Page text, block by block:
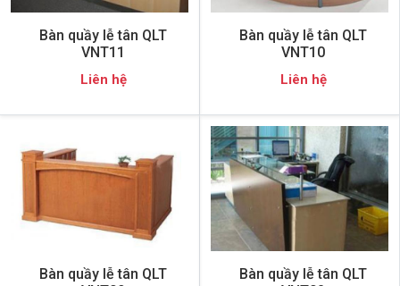
Bàn quầy lễ tân QLT
VNT11
Liên hệ
Bàn quầy lễ tân QLT
VNT10
Liên hệ
Bàn quầy lễ tân QLT
Bàn quầy lễ tân QLT